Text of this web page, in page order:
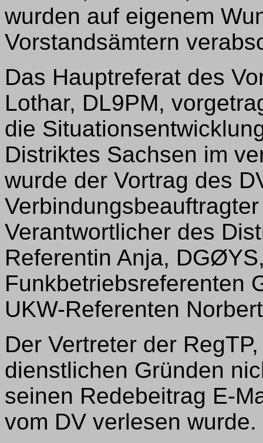
wurden auf eigenem
Vorstandsämtern
Das Hauptreferat des
Lothar, DL9PM,
die
Distriktes Sachsen im
wurde der Vortrag des
Verantwortlicher des
Referentin Anja,
Funkbetriebsreferenten
UKW-Referenten
Der Vertreter der
dienstlichen Gründen
seinen Redebeitrag E-
vom DV verlesen wurde.